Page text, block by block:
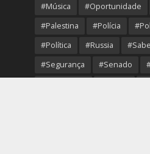
#Música
#Oportunidade
#Palestina
#Polícia
#Política
#Russia
#Segurança
#Senado